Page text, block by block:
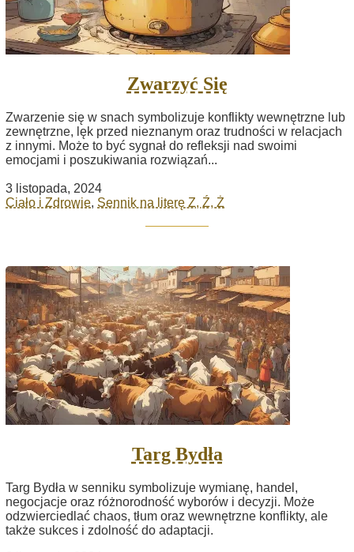
Zwarzyć Się
Zwarzenie się w snach symbolizuje konflikty wewnętrzne lub
zewnętrzne, lęk przed nieznanym oraz trudności w relacjach
z innymi. Może to być sygnał do refleksji nad swoimi
emocjami i poszukiwania rozwiązań...
3 listopada, 2024
Ciało i Zdrowie, Sennik na literę Z, Ź, Ż
Targ Bydła
Targ Bydła w senniku symbolizuje wymianę, handel,
negocjacje oraz różnorodność wyborów i decyzji. Może
odzwierciedlać chaos, tłum oraz wewnętrzne konflikty, ale
także sukces i zdolność do adaptacji.